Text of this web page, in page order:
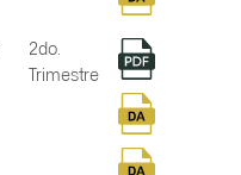
2do.
Trimestre